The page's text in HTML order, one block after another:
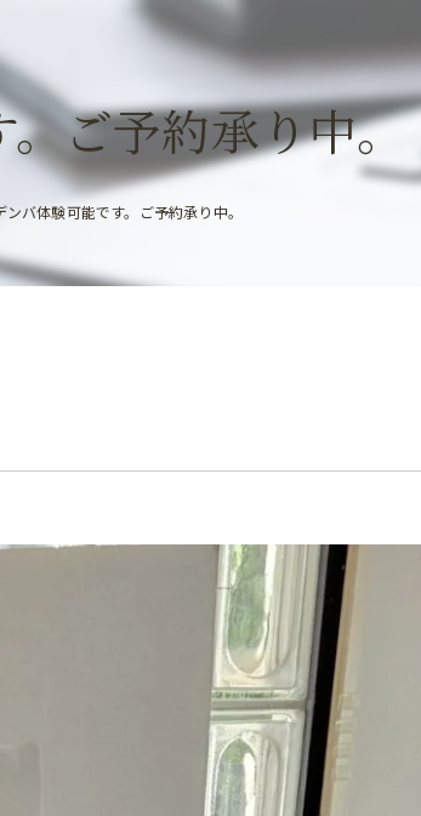
スキンケア
ご予約承り中。
バ体験可能です。ご予約承り中。